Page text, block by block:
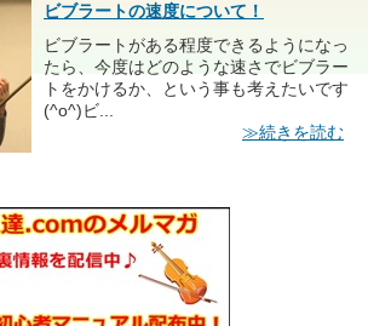
ビブラートの速度について！
ビブラートがある程度できるようになっ
たら、今度はどのような速さでビブラー
トをかけるか、という事も考えたいです
(^o^)ビ...
≫続きを読む